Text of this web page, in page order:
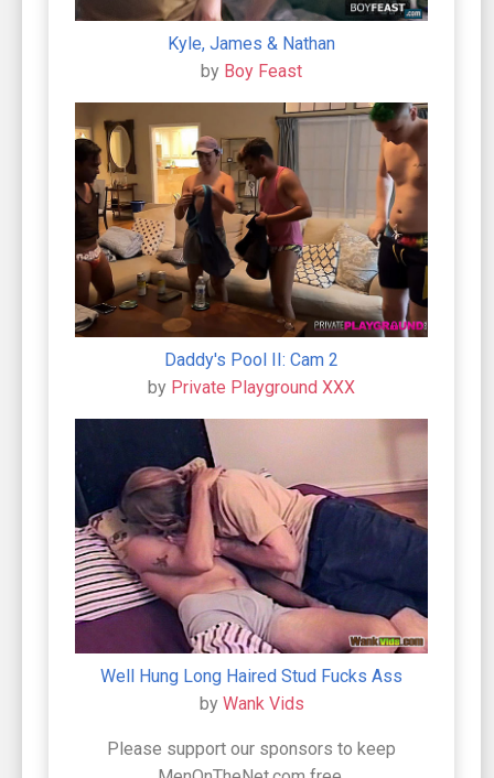
Kyle, James & Nathan
by Boy Feast
Daddy's Pool II: Cam 2
by Private Playground XXX
Well Hung Long Haired Stud Fucks Ass
by Wank Vids
Please support our sponsors to keep